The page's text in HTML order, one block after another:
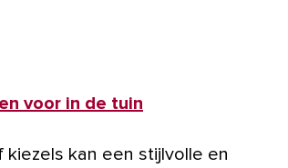
voor in de tuin
kan een stijlvolle en